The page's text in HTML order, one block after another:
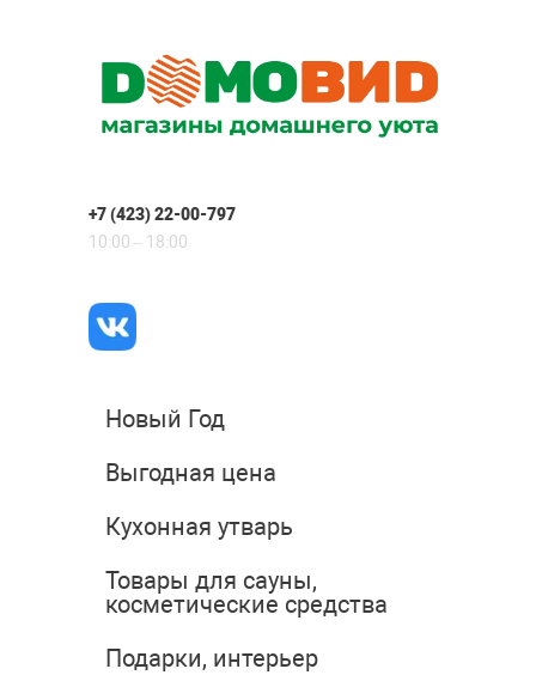
+7 (423) 22-00-797
10:00 – 18:00
Новый Год
Выгодная цена
Кухонная утварь
Товары для сауны,
косметические средства
Подарки, интерьер